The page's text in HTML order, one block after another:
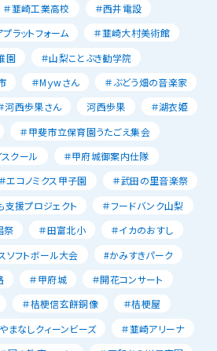
＃韮崎工業高校
＃西井電設
ラットフォーム
＃韮崎大村美術館
園
＃山梨ことぶき勧学院
＃Mｙwさん
＃ぶどう畑の音楽家
河西歩果さん 河西歩果
＃湖衣姫
＃甲斐市立保育園うたごえ集会
クール
＃甲府城御案内仕隊
＃エコノミクス甲子園
＃武田の里音楽祭
支援プロジェクト
＃フードバンク山梨
祭
＃田富北小
＃イカのおすし
ソフトボール大会
#かみすきパーク
＃甲府城
＃開花コンサート
＃桔梗信玄餅銅像
＃桔梗屋
まなしクィーンビーズ
＃韮崎アリーナ